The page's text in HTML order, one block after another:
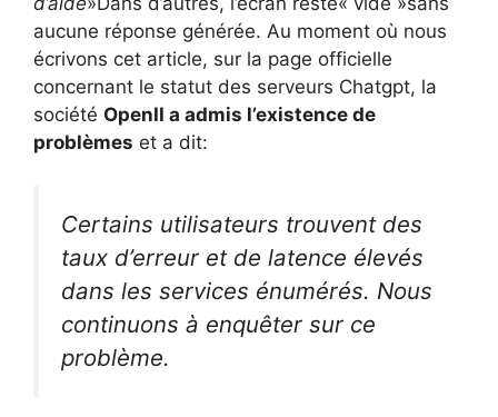
aucune réponse générée. Au moment où nous
écrivons cet article, sur la page officielle
concernant le statut des serveurs Chatgpt, la
société OpenII a admis l’existence de
problèmes et a dit:
Certains utilisateurs trouvent des
taux d’erreur et de latence élevés
dans les services énumérés. Nous
continuons à enquêter sur ce
problème.